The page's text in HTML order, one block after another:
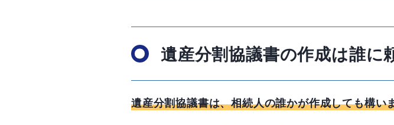
遺産分割協議書の作成は誰に
遺産分割協議書は、相続人の誰かが作成しても構